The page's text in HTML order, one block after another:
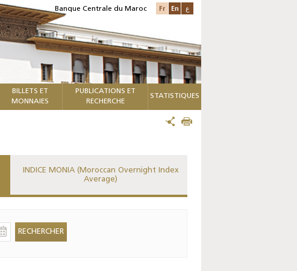
Banque Centrale du Maroc Fr En ع
BILLETS ET
MONNAIES
PUBLICATIONS ET
RECHERCHE
STATISTIQUES
INDICE MONIA (Moroccan Overnight Index
Average)